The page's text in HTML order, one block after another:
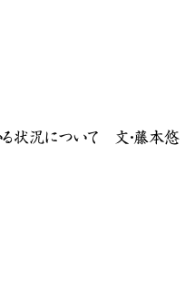
る状況について 文・藤本悠